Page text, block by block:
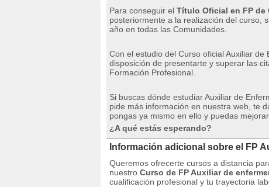
Para conseguir el Título Oficial en FP de
posteriormente a la realización del curso,
año en todas las Comunidades.
Con el estudio del Curso oficial Auxiliar
disposición de presentarte y superar las
Formación Profesional.
Si buscas dónde estudiar Auxiliar de
pide más información en nuestra web, te
pongas ya mismo en ello y puedas
¿A qué estás esperando?
Información adicional sobre el FP
Queremos ofrecerte cursos a distancia
nuestro Curso de FP Auxiliar de
cualificación profesional y tu trayectoria